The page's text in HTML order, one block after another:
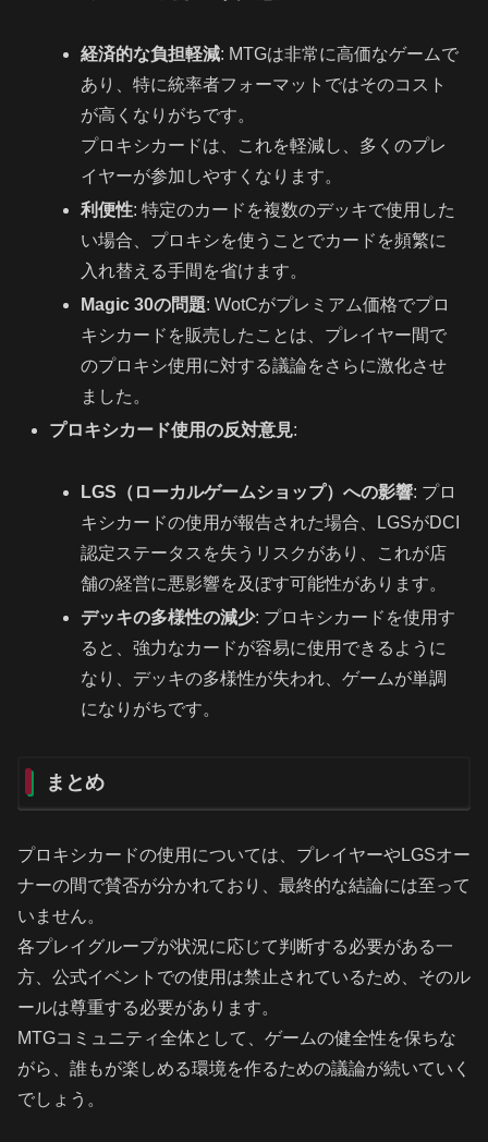
経済的な負担軽減: MTGは非常に高価なゲームで
あり、特に統率者フォーマットではそのコスト
が高くなりがちです。
プロキシカードは、これを軽減し、多くのプレ
イヤーが参加しやすくなります。
利便性: 特定のカードを複数のデッキで使用した
い場合、プロキシを使うことでカードを頻繁に
入れ替える手間を省けます。
Magic 30の問題: WotCがプレミアム価格でプロ
キシカードを販売したことは、プレイヤー間で
のプロキシ使用に対する議論をさらに激化させ
ました。
プロキシカード使用の反対意見:
LGS（ローカルゲームショップ）への影響: プロ
キシカードの使用が報告された場合、LGSがDCI
認定ステータスを失うリスクがあり、これが店
舗の経営に悪影響を及ぼす可能性があります。
デッキの多様性の減少: プロキシカードを使用す
ると、強力なカードが容易に使用できるように
なり、デッキの多様性が失われ、ゲームが単調
になりがちです。
まとめ
プロキシカードの使用については、プレイヤーやLGSオー
ナーの間で賛否が分かれており、最終的な結論には至って
いません。
各プレイグループが状況に応じて判断する必要がある一
方、公式イベントでの使用は禁止されているため、そのル
ールは尊重する必要があります。
MTGコミュニティ全体として、ゲームの健全性を保ちな
がら、誰もが楽しめる環境を作るための議論が続いていく
でしょう。